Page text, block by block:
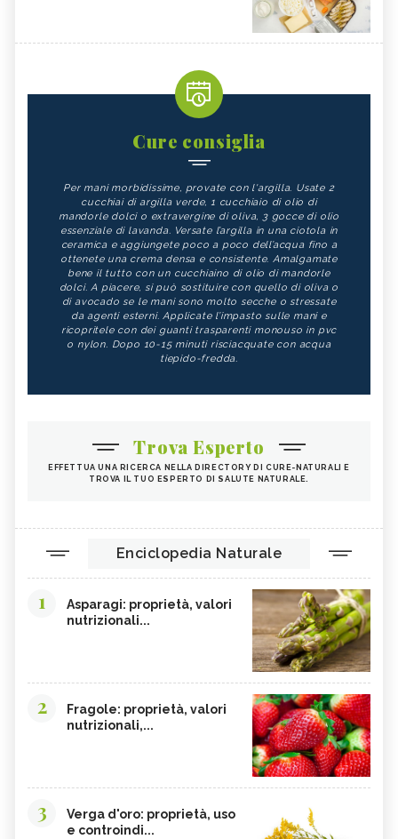
Cure consiglia
Per mani morbidissime, provate con l'argilla. Usate 2
cucchiai di argilla verde, 1 cucchiaio di olio di
mandorle dolci o extravergine di oliva, 3 gocce di olio
essenziale di lavanda. Versate l’argilla in una ciotola in
ceramica e aggiungete poco a poco dell’acqua fino a
ottenete una crema densa e consistente. Amalgamate
bene il tutto con un cucchiaino di olio di mandorle
dolci. A piacere, si può sostituire con quello di oliva o
di avocado se le mani sono molto secche o stressate
da agenti esterni. Applicate l’impasto sulle mani e
ricopritele con dei guanti trasparenti monouso in pvc
o nylon. Dopo 10-15 minuti risciacquate con acqua
tiepido-fredda.
Trova Esperto
EFFETTUA UNA RICERCA NELLA DIRECTORY DI CURE-NATURALI E
TROVA IL TUO ESPERTO DI SALUTE NATURALE.
Enciclopedia Naturale
1
Asparagi: proprietà, valori
nutrizionali...
2
Fragole: proprietà, valori
nutrizionali,...
3
Verga d'oro: proprietà, uso
e controindi...